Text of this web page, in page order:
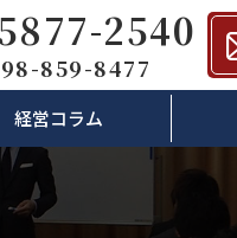
2540
859-8477
経営コラム